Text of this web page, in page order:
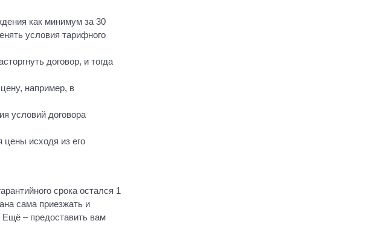
как минимум за 30
условия тарифного
договор, и тогда
например, в
условий договора
цены исходя из его
срока остался 1
сама приезжать и
Ещё – предоставить вам